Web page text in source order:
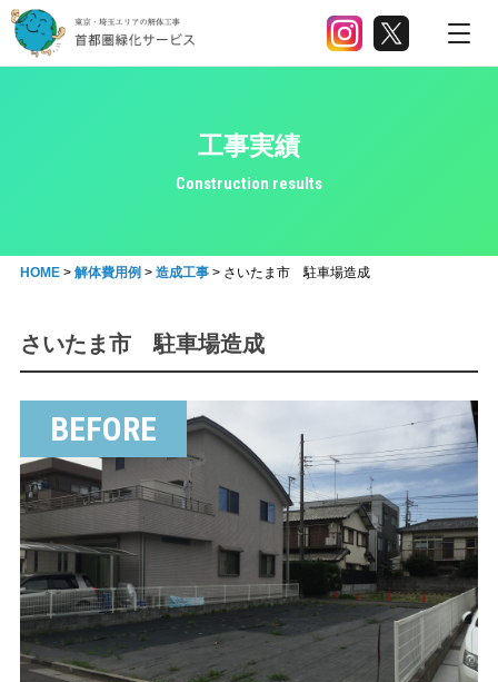
工事実績
Construction results
HOME> 解体費用例 > 造成工事> さいたま市 駐車場造成
さいたま市 駐車場造成